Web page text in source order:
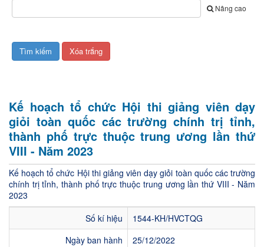
Nâng cao
Kế hoạch tổ chức Hội thi giảng viên dạy
giỏi toàn quốc các trường chính trị tỉnh,
thành phố trực thuộc trung ương lần thứ
VIII - Năm 2023
Kế hoạch tổ chức Hội thi giảng viên dạy giỏi toàn quốc các trường
chính trị tỉnh, thành phố trực thuộc trung ương lần thứ VIII - Năm
2023
Số kí hiệu
1544-KH/HVCTQG
Ngày ban hành
25/12/2022